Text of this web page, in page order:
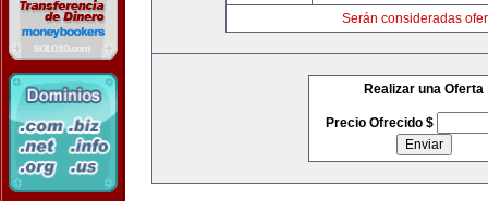
Serán consideradas
Realizar una Oferta
Precio Ofrecido $